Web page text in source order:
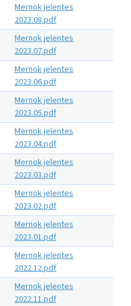
Mernok jelentes
2023.08.pdf
Mernok jelentes
2023.07.pdf
Mernok jelentes
2023.06.pdf
Mernok jelentes
2023.05.pdf
Mernok jelentes
2023.04.pdf
Mernok jelentes
2023.03.pdf
Mernok jelentes
2023.02.pdf
Mernok jelentes
2023.01.pdf
Mernok jelentes
2022.12.pdf
Mernok jelentes
2022.11.pdf